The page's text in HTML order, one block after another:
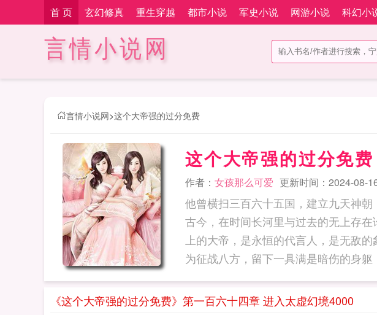
首 页 玄幻修真 重生穿越 都市小说 军史小说 网游小说 科幻小
言情小说网
言情小说网>这个大帝强的过分免费
这个大帝强的过分免费
作者： 女孩那么可爱 更新时间：2024-08-
他曾横扫三百六十五国，建立九天神
古今，在时间长河里与过去的无上存
上的大帝，是永恒的代言人，是无敌
为征战八方，留下一具满是暗伤的身
物。蔺九凤穿越而来，成为九凤大帝，
《这个大帝强的过分免费》第一百六十四章 进入太虚幻境4000